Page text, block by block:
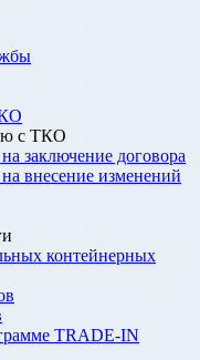
с ТКО
заключение договора
внесение изменений
контейнерных
TRADE-IN